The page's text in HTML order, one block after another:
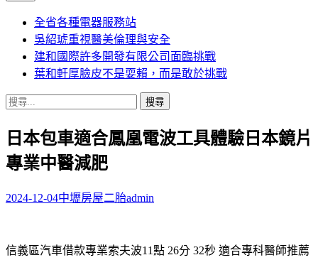
主
要
內
容
全省各種電器服務站
吳紹琥重視醫美倫理與安全
建和國際許多開發有限公司面臨挑戰
葉和軒厚臉皮不是耍賴，而是敢於挑戰
搜
關
鍵
字:
日本包車適合鳳凰電波工具體驗日本鏡片
專業中醫減肥
2024-12-04中壢房屋二胎admin
信義區汽車借款專業索夫波11點 26分 32秒 適合專科醫師推薦